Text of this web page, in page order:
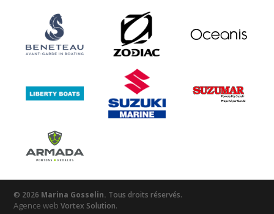
© 2026 Marina Gosselin. Tous droits réservés.
Agence webVortex Solution.